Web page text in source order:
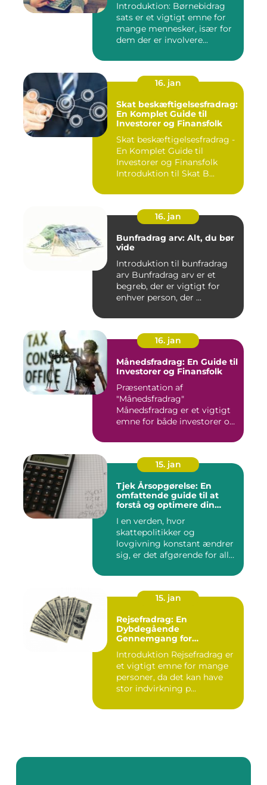
Introduktion: Børnebidrag
sats er et vigtigt emne for
mange mennesker, især for
dem der er involvere...
16. jan
Skat beskæftigelsesfradrag:
En Komplet Guide til
Investorer og Finansfolk
Skat beskæftigelsesfradrag -
En Komplet Guide til
Investorer og Finansfolk
Introduktion til Skat B...
16. jan
Bunfradrag arv: Alt, du bør
vide
Introduktion til bunfradrag
arv Bunfradrag arv er et
begreb, der er vigtigt for
enhver person, der ...
16. jan
Månedsfradrag: En Guide til
Investorer og Finansfolk
Præsentation af
"Månedsfradrag"
Månedsfradrag er et vigtigt
emne for både investorer og
15. jan
Tjek Årsopgørelse: En
omfattende guide til at
forstå og optimere din
I en verden, hvor
skattepolitikker og
lovgivning konstant ændrer
sig, er det afgørende for alle
15. jan
Rejsefradrag: En
Dybdegående
Gennemgang for
Introduktion Rejsefradrag er
et vigtigt emne for mange
personer, da det kan have
stor indvirkning p...